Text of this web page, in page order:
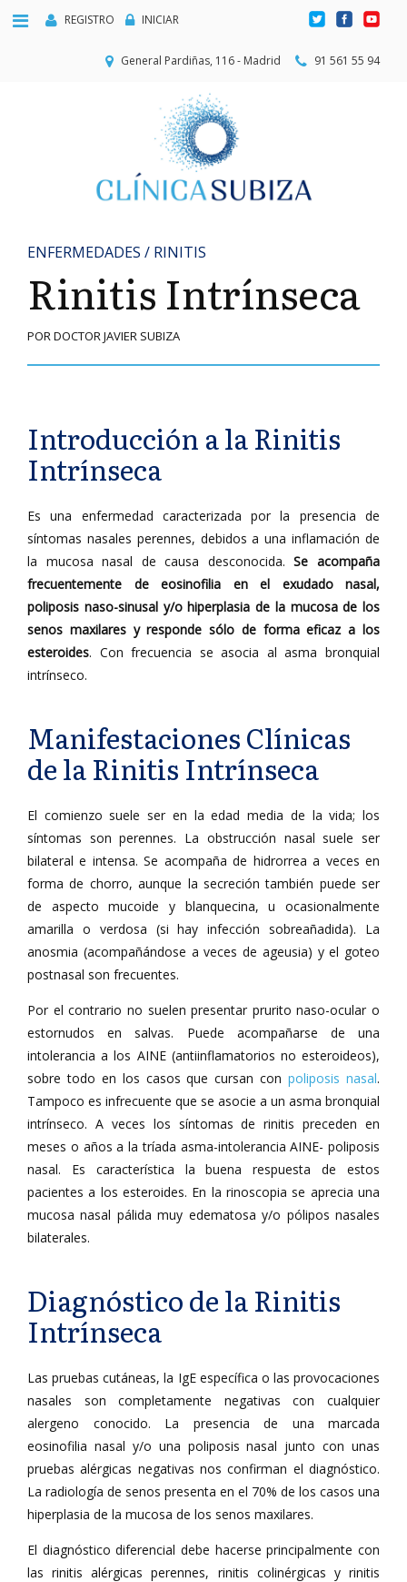
REGISTRO INICIAR
General Pardiñas, 116 - Madrid 91 561 55 94
ENFERMEDADES / RINITIS
Rinitis Intrínseca
POR DOCTOR JAVIER SUBIZA
Introducción a la Rinitis
Intrínseca
Es una enfermedad caracterizada por la presencia de
síntomas nasales perennes, debidos a una inflamación de
la mucosa nasal de causa desconocida. Se acompaña
frecuentemente de eosinofilia en el exudado nasal,
poliposis naso-sinusal y/o hiperplasia de la mucosa de los
senos maxilares y responde sólo de forma eficaz a los
esteroides. Con frecuencia se asocia al asma bronquial
intrínseco.
Manifestaciones Clínicas
de la Rinitis Intrínseca
El comienzo suele ser en la edad media de la vida; los
síntomas son perennes. La obstrucción nasal suele ser
bilateral e intensa. Se acompaña de hidrorrea a veces en
forma de chorro, aunque la secreción también puede ser
de aspecto mucoide y blanquecina, u ocasionalmente
amarilla o verdosa (si hay infección sobreañadida). La
anosmia (acompañándose a veces de ageusia) y el goteo
postnasal son frecuentes.
Por el contrario no suelen presentar prurito naso-ocular o
estornudos en salvas. Puede acompañarse de una
intolerancia a los AINE (antiinflamatorios no esteroideos),
sobre todo en los casos que cursan con poliposis nasal.
Tampoco es infrecuente que se asocie a un asma bronquial
intrínseco. A veces los síntomas de rinitis preceden en
meses o años a la tríada asma-intolerancia AINE- poliposis
nasal. Es característica la buena respuesta de estos
pacientes a los esteroides. En la rinoscopia se aprecia una
mucosa nasal pálida muy edematosa y/o pólipos nasales
bilaterales.
Diagnóstico de la Rinitis
Intrínseca
Las pruebas cutáneas, la IgE específica o las provocaciones
nasales son completamente negativas con cualquier
alergeno conocido. La presencia de una marcada
eosinofilia nasal y/o una poliposis nasal junto con unas
pruebas alérgicas negativas nos confirman el diagnóstico.
La radiología de senos presenta en el 70% de los casos una
hiperplasia de la mucosa de los senos maxilares.
El diagnóstico diferencial debe hacerse principalmente con
las rinitis alérgicas perennes, rinitis colinérgicas y rinitis